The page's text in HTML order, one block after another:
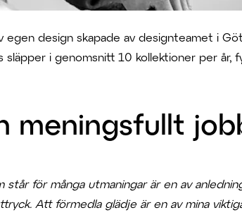
design skapade av designteamet i
i genomsnitt 10 kollektioner per år,
meningsfullt
står för många utmaningar är en av
Att förmedla glädje är en av mina